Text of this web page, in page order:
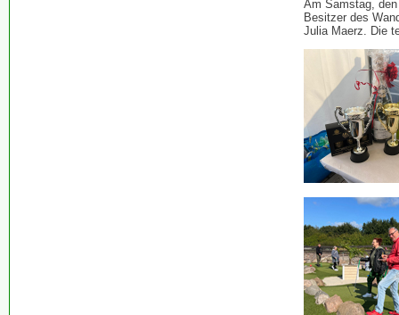
Am Samstag,
Besitzer des
Julia Maerz. Die